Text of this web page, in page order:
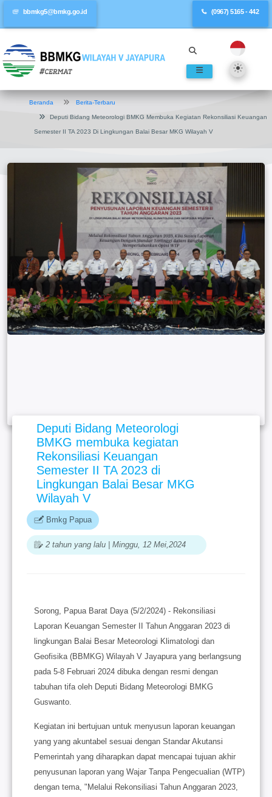
bbmkg5@bmkg.go.id (0967) 5165 - 442
Beranda Berita-Terbaru
Deputi Bidang Meteorologi BMKG Membuka Kegiatan Rekonsiliasi Keuangan
Semester II TA 2023 Di Lingkungan Balai Besar MKG Wilayah V
Deputi Bidang Meteorologi
BMKG membuka kegiatan
Rekonsiliasi Keuangan
Semester II TA 2023 di
Lingkungan Balai Besar MKG
Wilayah V
Bmkg Papua
2 tahun yang lalu | Minggu, 12 Mei,2024
Sorong, Papua Barat Daya (5/2/2024) - Rekonsiliasi
Laporan Keuangan Semester II Tahun Anggaran 2023 di
lingkungan Balai Besar Meteorologi Klimatologi dan
Geofisika (BBMKG) Wilayah V Jayapura yang berlangsung
pada 5-8 Februari 2024 dibuka dengan resmi dengan
tabuhan tifa oleh Deputi Bidang Meteorologi BMKG
Guswanto.
Kegiatan ini bertujuan untuk menyusun laporan keuangan
yang yang akuntabel sesuai dengan Standar Akutansi
Pemerintah yang diharapkan dapat mencapai tujuan akhir
penyusunan laporan yang Wajar Tanpa Pengecualian (WTP)
dengan tema, "Melalui Rekonsiliasi Tahun Anggaran 2023,